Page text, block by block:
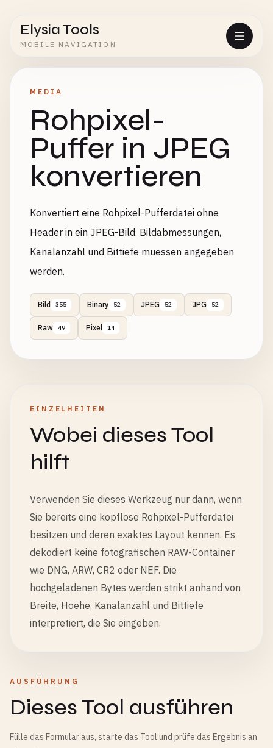
Elysia Tools
MOBILE NAVIGATION
MEDIA
Rohpixel-
Puffer in JPEG
konvertieren
Konvertiert eine Rohpixel-Pufferdatei ohne
Header in ein JPEG-Bild. Bildabmessungen,
Kanalanzahl und Bittiefe muessen angegeben
werden.
Bild 355 Binary 52 JPEG 52 JPG 52
Raw 49 Pixel 14
EINZELHEITEN
Wobei dieses Tool
hilft
Verwenden Sie dieses Werkzeug nur dann, wenn
Sie bereits eine kopflose Rohpixel-Pufferdatei
besitzen und deren exaktes Layout kennen. Es
dekodiert keine fotografischen RAW-Container
wie DNG, ARW, CR2 oder NEF. Die
hochgeladenen Bytes werden strikt anhand von
Breite, Hoehe, Kanalanzahl und Bittiefe
interpretiert, die Sie eingeben.
AUSFÜHRUNG
Dieses Tool ausführen
Fülle das Formular aus, starte das Tool und prüfe das Ergebnis an